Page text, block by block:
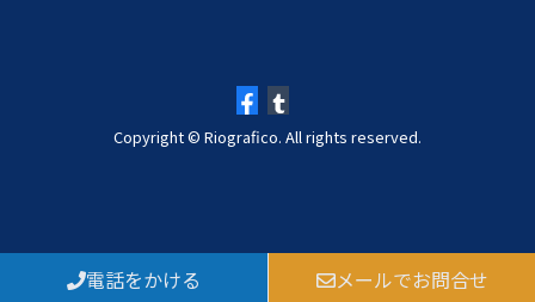
Copyright © Riografico. All rights reserved.
電話をかける メールでお問合せ